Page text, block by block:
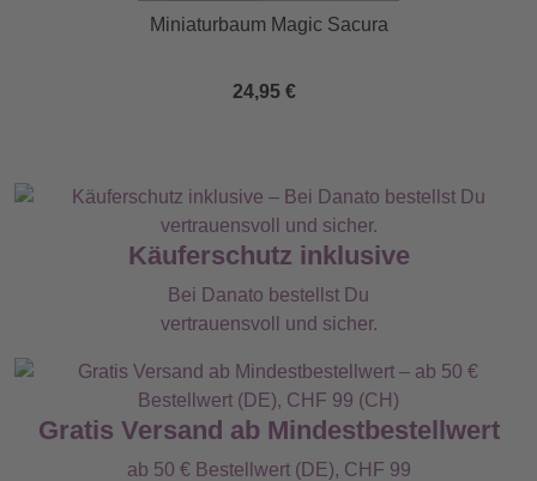
Miniaturbaum Magic Sacura
24,95 €
Käuferschutz inklusive
Bei Danato bestellst Du
vertrauensvoll und sicher.
Gratis Versand ab Mindestbestellwert
ab 50 € Bestellwert (DE), CHF 99